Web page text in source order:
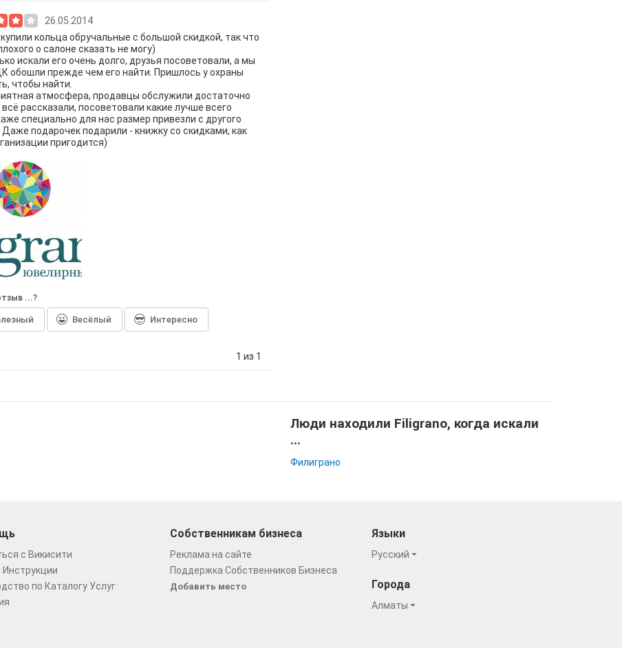
26.05.2014
кольца обручальные с большой скидкой, так что
о салоне сказать не могу)
искали его очень долго, друзья посоветовали, а мы
обошли прежде чем его найти. Пришлось у охраны
чтобы найти.
атмосфера, продавцы обслужили достаточно
рассказали, посоветовали какие лучше всего
специально для нас размер привезли с другого
подарочек подарили - книжку со скидками, как
пригодится)
...?
Весёлый Интересно
1 из 1
Люди находили Filigrano, когда искали
...
Филиграно
с Викисити
по Каталогу Услуг
Собственникам бизнеса
Реклама на сайте
Поддержка Собственников Бизнеса
Добавить место
Языки
Русский
Города
Алматы